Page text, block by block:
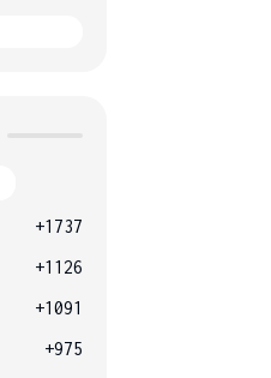
+1737
+1126
+1091
+975